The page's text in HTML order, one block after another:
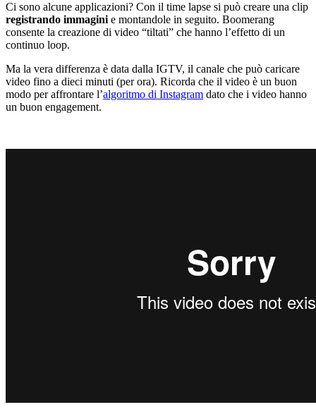
Ci sono alcune applicazioni? Con il time lapse si può creare una clip
registrando immagini e montandole in seguito. Boomerang
consente la creazione di video “tiltati” che hanno l’effetto di un
continuo loop.
Ma la vera differenza è data dalla IGTV, il canale che può caricare
video fino a dieci minuti (per ora). Ricorda che il video è un buon
modo per affrontare l’algoritmo di Instagram dato che i video hanno
un buon engagement.